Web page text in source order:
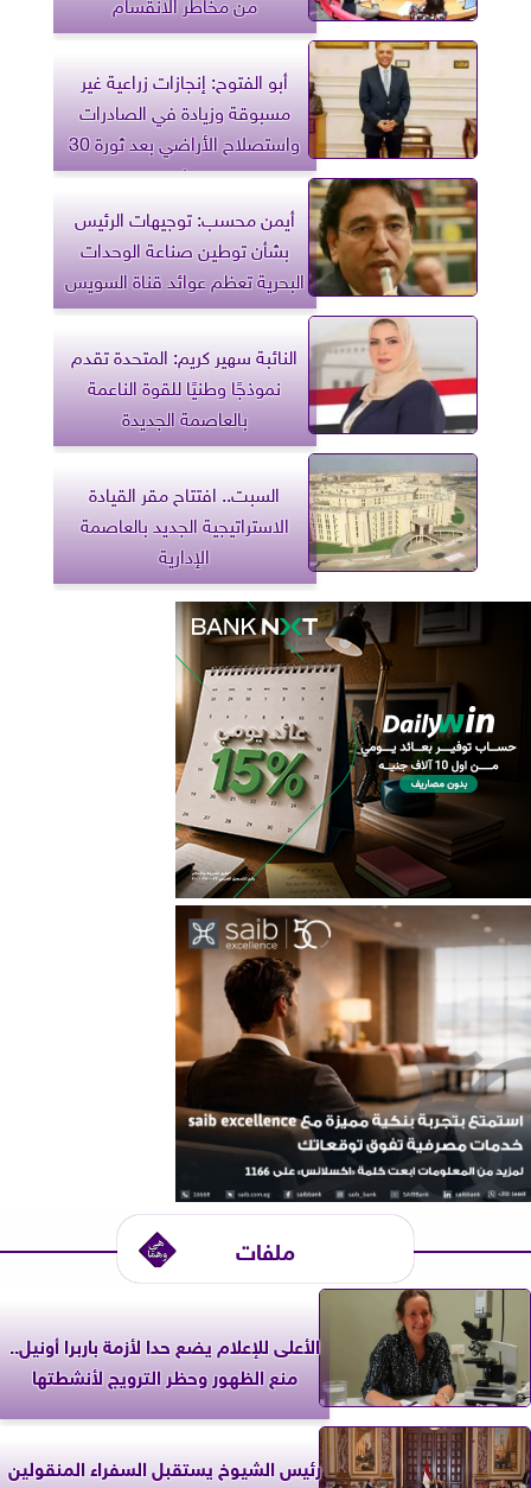
أبو الفتوح: إنجازات زراعية غير
مسبوقة وزيادة في الصادرات
واستصلاح الأراضي بعد ثورة 30
يونيو
أيمن محسب: توجيهات الرئيس
بشأن توطين صناعة الوحدات
البحرية تعظم عوائد قناة السويس
النائبة سهير كريم: المتحدة تقدم
نموذجًا وطنيًا للقوة الناعمة
بالعاصمة الجديدة
السبت.. افتتاح مقر القيادة
الاستراتيجية الجديد بالعاصمة
الإدارية
ملفات
الأعلى للإعلام يضع حدا لأزمة باربرا أونيل..
منع الظهور وحظر الترويج لأنشطتها
رئيس الشيوخ يستقبل السفراء المنقولين